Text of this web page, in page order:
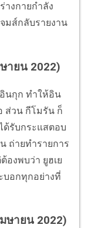
งกายกำลัง
มส์กลับรายงาน
ายน 2022)
นกุก ทำให้อิน
ส่วน กีโมรัน ก็
ด้รับกระแสตอบ
ถ่ายทำรายการ
องพบว่า ยูฮเย
บอกทุกอย่างที่
ษายน 2022)